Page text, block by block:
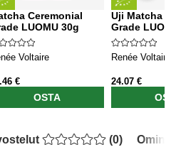
Ceremonial
LUOMU 30g
Voltaire
€
OSTA
Uji Matcha
Grade
Renée Voltaire
24.07 €
(0)